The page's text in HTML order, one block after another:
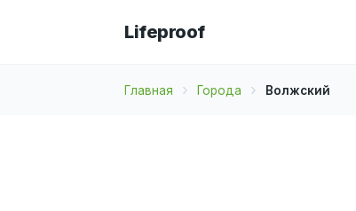
Lifeproof
Главная Города Волжский